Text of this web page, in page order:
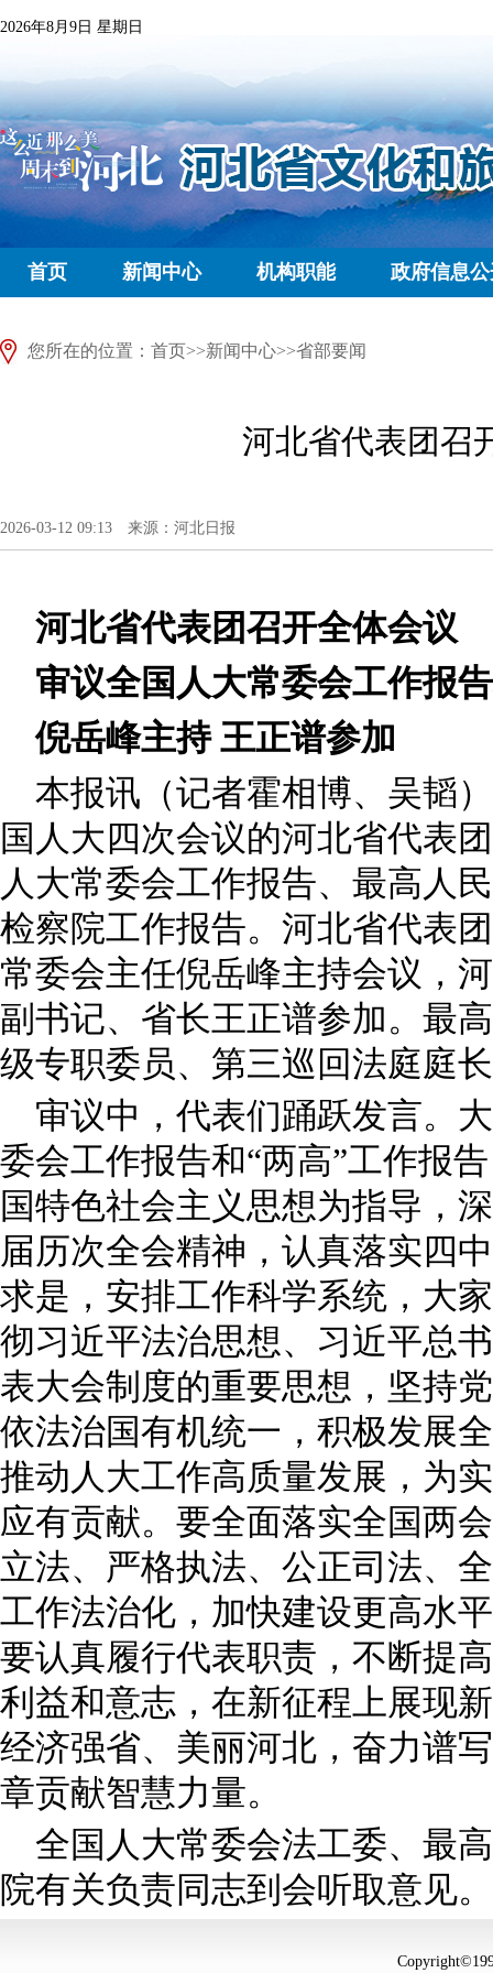
2026年8月9日 星期日
首页 新闻中心 机构职能 政府信息
您所在的位置： 首页>>新闻中心>>省部要闻
河北省代表团召
2026-03-12 09:13 来源：河北日报
河北省代表团召开全体会议
审议全国人大常委会工作报
倪岳峰主持 王正谱参加
本报讯（记者霍相博、吴韬
国人大四次会议的河北省代表
人大常委会工作报告、最高人
检察院工作报告。河北省代表
常委会主任倪岳峰主持会议，
副书记、省长王正谱参加。最
级专职委员、第三巡回法庭庭
审议中，代表们踊跃发言。
委会工作报告和“两高”工作报
国特色社会主义思想为指导，
届历次全会精神，认真落实四
求是，安排工作科学系统，大
彻习近平法治思想、习近平总
表大会制度的重要思想，坚持
依法治国有机统一，积极发展
推动人大工作高质量发展，为
应有贡献。要全面落实全国两
立法、严格执法、公正司法、
工作法治化，加快建设更高水
要认真履行代表职责，不断提
利益和意志，在新征程上展现
经济强省、美丽河北，奋力谱
章贡献智慧力量。
全国人大常委会法工委、最
院有关负责同志到会听取意见。